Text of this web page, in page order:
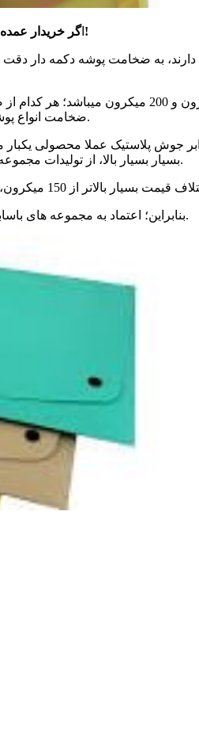
گر خریدار عمده انواع پوشه دکمه دار هستید؛ یک نکته مهم را در ثبت سفارشات خود لحاظ کنید!
به ضخامت پوشه دکمه دار دقت
انواع پوشه های تولید شده در بازار، در چهار ضخامت
ضخامت انواع پوشه های پلاستیکی به نوع تولید و کیفیت آن و قیمت تمام شده آن مرتبط میباشد.
بسیار بسیار بالا، از تولیداتبودجه مالی خواهد بود.
بنابراین؛ اعتماد به مجموعه های باسابقه و مطمئن خواهد توانست بسیاری از دغدغه های شما عزیزان را مرتفع نماید.